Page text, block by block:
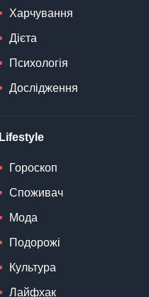
Харчування
Дієта
Психологія
Дослідження
Lifestyle
Гороскоп
Споживач
Мода
Подорожі
Культура
Лайфхак